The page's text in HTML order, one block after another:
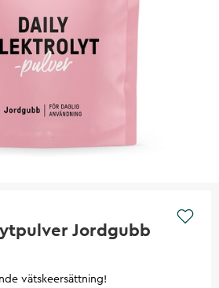
Jordgubb
vätskeersättning!